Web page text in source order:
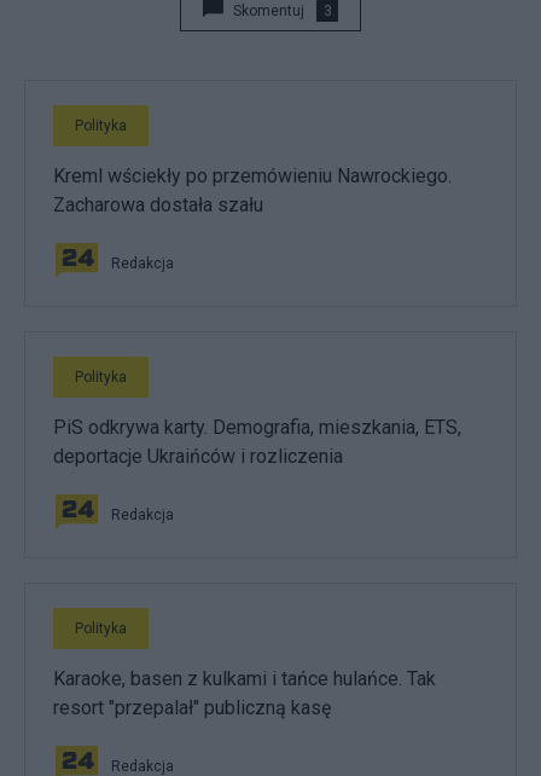
Skomentuj 3
Polityka
Kreml wściekły po przemówieniu Nawrockiego.
Zacharowa dostała szału
Redakcja
Polityka
PiS odkrywa karty. Demografia, mieszkania, ETS,
deportacje Ukraińców i rozliczenia
Redakcja
Polityka
Karaoke, basen z kulkami i tańce hulańce. Tak
resort "przepalał" publiczną kasę
Redakcja